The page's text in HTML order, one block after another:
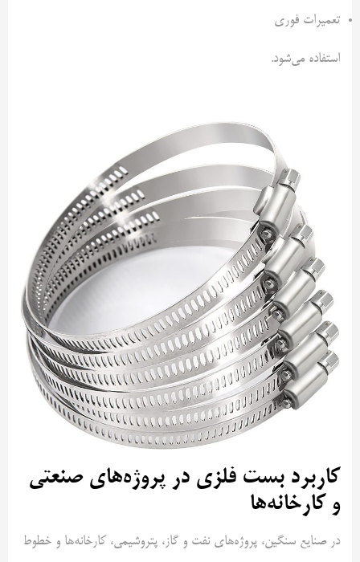
تعمیرات فوری
استفاده می‌شود.
کاربرد بست فلزی در پروژه‌های صنعتی
و کارخانه‌ها
در صنایع سنگین، پروژه‌های نفت و گاز، پتروشیمی، کارخانه‌ها و خطوط